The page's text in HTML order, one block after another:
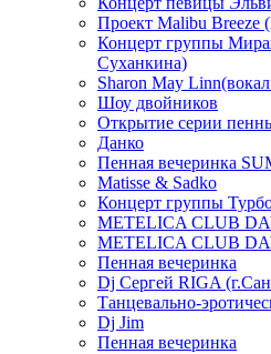
Проект Malibu Breeze
Концерт группы
Суханкина)
Sharon May
Шоу двойников
Открытие серии
Данко
Пенная вечеринка
Matisse & Sadko
Концерт группы
METELICA CLUB
METELICA CLUB
Пенная вечеринка
Dj Сергей RIGA
Танцевально-
Dj Jim
Пенная вечеринка